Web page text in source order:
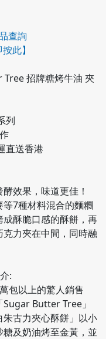
查詢
按此】
招牌糖烤牛油 夾
列
直送香港
效果，味道更佳！
7種材料混合的麵糰
酥脆口感的酥餅，再
力夾在中間，同時融
:
包以上的驚人銷售
Butter Tree」
古力夾心酥餅」以小
及奶油烤至金黃，並